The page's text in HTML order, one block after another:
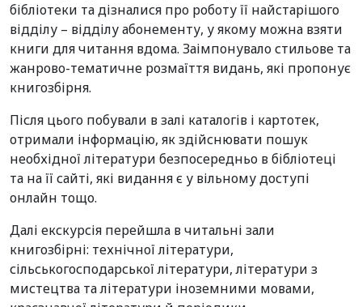
бібліотеки та дізналися про роботу її найстарішого
відділу – відділу абонементу, у якому можна взяти
книги для читання вдома. Заімпонувало стильове та
жанрово-тематичне розмаїття видань, які пропонує
книгозбірня.
Після цього побували в залі каталогів і картотек,
отримали інформацію, як здійснювати пошук
необхідної літератури безпосередньо в бібліотеці
та на її сайті, які видання є у вільному доступі
онлайн тощо.
Далі екскурсія перейшла в читальні зали
книгозбірні: технічної літератури,
сільськогосподарської літератури, літератури з
мистецтва та літератури іноземними мовами,